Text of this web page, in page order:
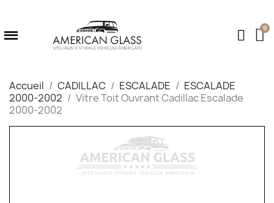
Accueil CADILLAC ESCALADE
ESCALADE
2000-2002
Vitre Toit Ouvrant Cadillac Escalade
2000-2002